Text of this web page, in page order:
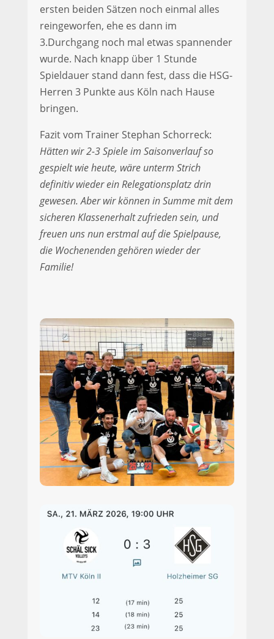
ersten beiden Sätzen noch einmal alles
reingeworfen, ehe es dann im
3.Durchgang noch mal etwas spannender
wurde. Nach knapp über 1 Stunde
Spieldauer stand dann fest, dass die HSG-
Herren 3 Punkte aus Köln nach Hause
bringen.
Fazit vom Trainer Stephan Schorreck:
Hätten wir 2-3 Spiele im Saisonverlauf so
gespielt wie heute, wäre unterm Strich
definitiv wieder ein Relegationsplatz drin
gewesen. Aber wir können in Summe mit dem
sicheren Klassenerhalt zufrieden sein, und
freuen uns nun erstmal auf die Spielpause,
die Wochenenden gehören wieder der
Familie!